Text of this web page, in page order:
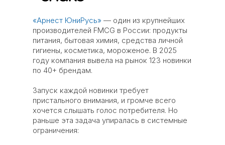
«Арнест ЮниРусь» — один из крупнейших
производителей FMCG в России: продукты
питания, бытовая химия, средства личной
гигиены, косметика, мороженое. В 2025
году компания вывела на рынок 123 новинки
по 40+ брендам.
Запуск каждой новинки требует
пристального внимания, и громче всего
хочется слышать голос потребителя. Но
раньше эта задача упиралась в системные
ограничения: